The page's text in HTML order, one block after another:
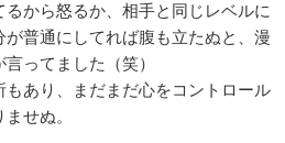
から怒るか、相手と同じレベルに
普通にしてれば腹も立たぬと、漫
ってました（笑）
あり、まだまだ心をコントロール
せぬ。